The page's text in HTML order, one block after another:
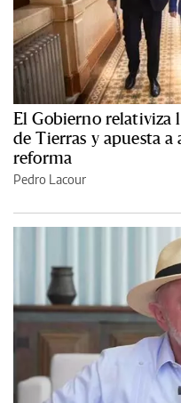
El Gobierno relativiza
de Tierras y apuesta
reforma
Pedro Lacour